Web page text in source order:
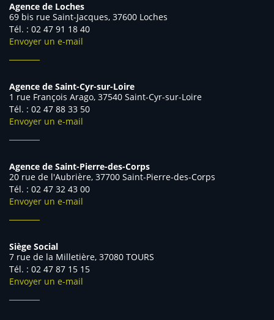
Agence de Loches
69 bis rue Saint-Jacques, 37600 Loches
Tél. : 02 47 91 18 40
Envoyer un e-mail
Agence de Saint-Cyr-sur-Loire
1 rue François Arago, 37540 Saint-Cyr-sur-Loire
Tél. : 02 47 88 33 50
Envoyer un e-mail
Agence de Saint-Pierre-des-Corps
20 rue de l'Aubrière, 37700 Saint-Pierre-des-Corps
Tél. : 02 47 32 43 00
Envoyer un e-mail
Siège Social
7 rue de la Milletière, 37080 TOURS
Tél. : 02 47 87 15 15
Envoyer un e-mail